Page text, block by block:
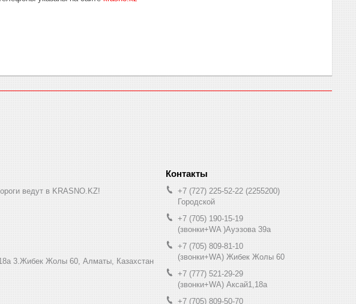
ведут в KRASNO.KZ!
Аксай 1, 18а 3.Жибек Жолы 60, Алматы, Казахстан
+7 (727) 225-52-22 2255200
Городской
+7 (705) 190-15-19
(звонки+WA )Ауэзова 39а
+7 (705) 809-81-10
(звонки+WA) Жибек Жолы 60
+7 (777) 521-29-29
(звонки+WA) Аксай1,18а
+7 (705) 809-50-70